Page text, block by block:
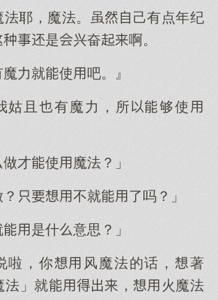
耶，魔法。虽己有点年纪
是兴奋啊。
力就使吧。』
姑且有魔力，所够使
才使魔法？」
？不就了吗？」
是什意思？」
啦，你风魔法的话，著
法」就，火魔法